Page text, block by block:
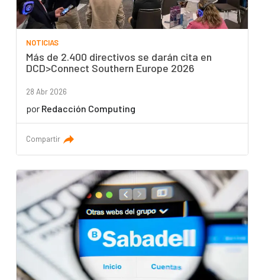
NOTICIAS
Más de 2.400 directivos se darán cita en
DCD>Connect Southern Europe 2026
28 Abr 2026
por Redacción Computing
Compartir